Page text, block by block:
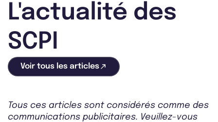
L'actualité des
SCPI
Voir tous les articles
Tous ces articles sont considérés comme des
communications publicitaires. Veuillez-vous